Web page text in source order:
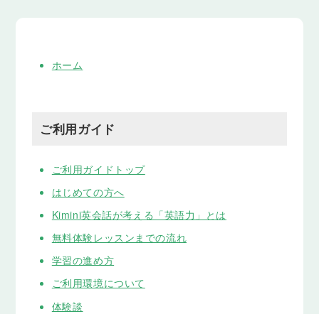
ホーム
ご利用ガイド
ご利用ガイドトップ
はじめての方へ
Kimini英会話が考える「英語力」とは
無料体験レッスンまでの流れ
学習の進め方
ご利用環境について
体験談